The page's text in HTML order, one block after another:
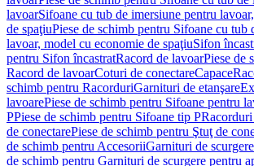
lavoarSifoane cu tub de imersiune pentru
de spaţiuPiese de schimb pentru Sifoane cu tub
lavoar, model cu economie de spaţiuSifon
pentru Sifon încastratRacord de lavoarPiese de
Racord de lavoarCoturi de conectareCapace
schimb pentru RacorduriGarnituri de etanşare
lavoarePiese de schimb pentru Sifoane pentru
PPiese de schimb pentru Sifoane tip P
de conectarePiese de schimb pentru Ştuţ de
de schimb pentru AccesoriiGarnituri de
de schimb pentru Garnituri de scurgere pentru